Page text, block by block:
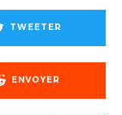
TWEETER
ENVOYER